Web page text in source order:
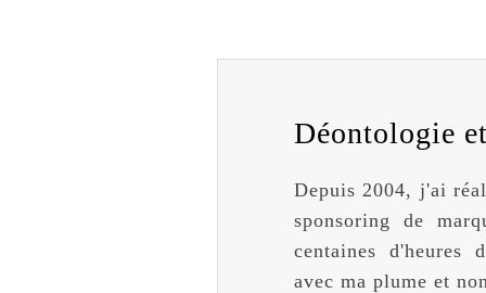
Déontologie
Depuis 2004, j'ai
sponsoring de
centaines d'heures
avec ma plume et